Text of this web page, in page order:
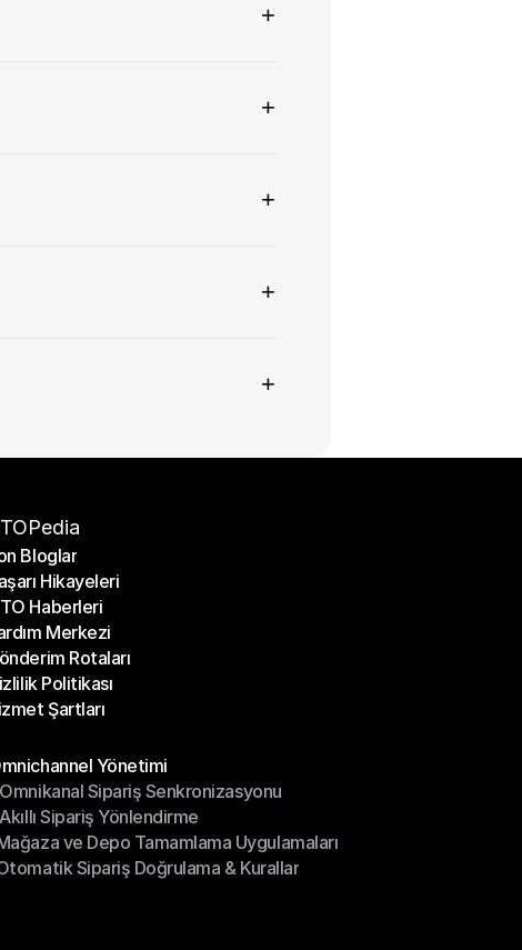
+
+
+
+
+
Bloglar
Bloglar
Hikayeleri
Hikayeleri
Haberleri
Haberleri
Merkezi
Merkezi
Rotaları
Rotaları
Politikası
Politikası
Şartları
Yönetimi
Yönetimi
Sipariş Senkronizasyonu
Sipariş Senkronizasyonu
Sipariş Yönlendirme
Sipariş Yönlendirme
ve Depo Tamamlama Uygulamaları
ve Depo Tamamlama Uygulamaları
Sipariş Doğrulama & Kurallar